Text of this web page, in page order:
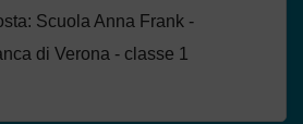
Scuola Anna Frank -
di Verona - classe 1